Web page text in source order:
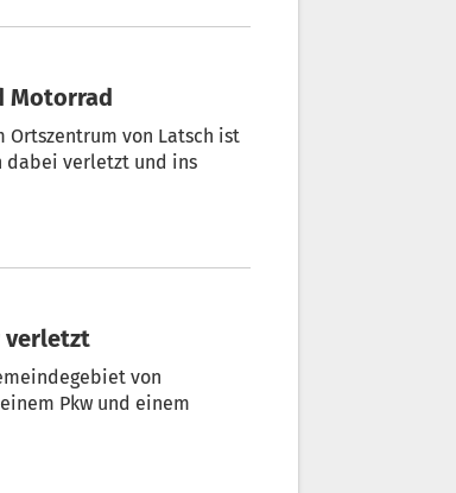
Motorrad
Ortszentrum von Latsch ist
und ins
verletzt
von
Pkw und einem